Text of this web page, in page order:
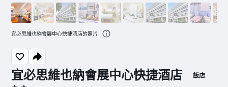
宜必思維也納會展中心快捷酒店 飯店
宜必思維也納會展中心快捷酒店的照片